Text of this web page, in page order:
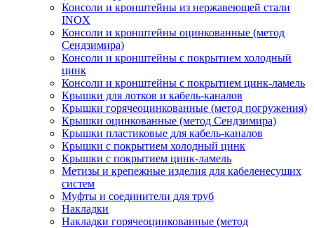
Консоли и кронштейны из нержавеющей стали
INOX
Консоли и кронштейны оцинкованные (метод
Сендзимира)
Консоли и кронштейны с покрытием холодный
цинк
Консоли и кронштейны с покрытием цинк-ламель
Крышки для лотков и кабель-каналов
Крышки горячеоцинкованные (метод погружения)
Крышки оцинкованные (метод Сендзимира)
Крышки пластиковые для кабель-каналов
Крышки с покрытием холодный цинк
Крышки с покрытием цинк-ламель
Метизы и крепежные изделия для кабеленесущих
систем
Муфты и соединители для труб
Накладки
Накладки горячеоцинкованные (метод